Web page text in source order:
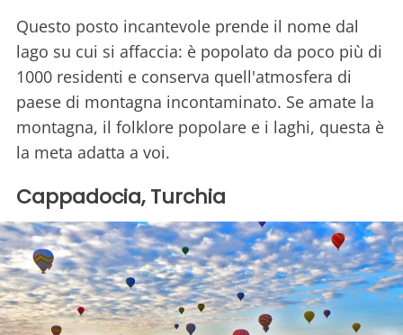
Questo posto incantevole prende il nome dal
lago su cui si affaccia: è popolato da poco più di
1000 residenti e conserva quell'atmosfera di
paese di montagna incontaminato. Se amate la
montagna, il folklore popolare e i laghi, questa è
la meta adatta a voi.
Cappadocia, Turchia